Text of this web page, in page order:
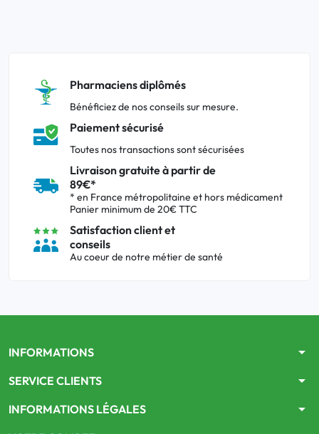
Pharmaciens diplômés
Bénéficiez de nos conseils sur mesure.
Paiement sécurisé
Toutes nos transactions sont sécurisées
Livraison gratuite à partir de
89€*
* en France métropolitaine et hors médicament
Panier minimum de 20€ TTC
Satisfaction client et
conseils
Au coeur de notre métier de santé
INFORMATIONS arrow_drop_down
SERVICE CLIENTS arrow_drop_down
INFORMATIONS LÉGALES arrow_drop_down